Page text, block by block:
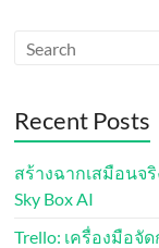
Recent Posts
สร้างฉากเสมือนจ
Sky Box AI
Trello: เครื่องมือจั